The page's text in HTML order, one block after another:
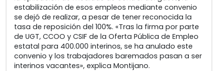
estabilización de esos empleos mediante convenio
se dejó de realizar, a pesar de tener reconocida la
tasa de reposición del 100%. «Tras la firma por parte
de UGT, CCOO y CSIF de la Oferta Pública de Empleo
estatal para 400.000 interinos, se ha anulado este
convenio y los trabajadores baremados pasan a ser
interinos vacantes», explica Montijano.